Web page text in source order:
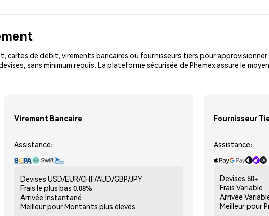
cartes de débit, virements bancaires ou fournisseurs tiers pour
sans minimum requis. La plateforme sécurisée de Phemex assure le
Virement Bancaire
Assistance:
Devises USD/EUR/CHF/AUD/GBP/JPY
Frais le plus bas 0.08%
Arrivée Instantané
Meilleur pourMontants plus élevés
Fournisseur
Assistance:
Devises 50+
Frais Variable
Arrivée
Meilleur pour